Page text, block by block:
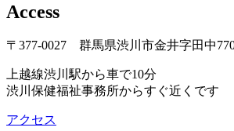
Access
〒377-0027 群馬県渋川市金井字田中
上越線渋川駅から車で10分
渋川保健福祉事務所からすぐ近くです
アクセス